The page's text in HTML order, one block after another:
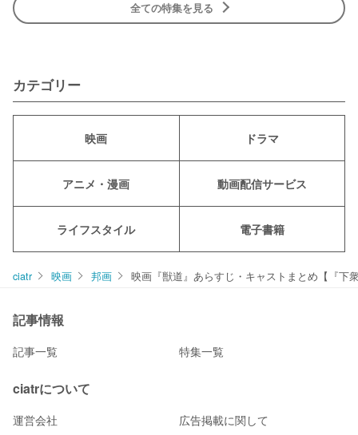
全ての特集を見る
カテゴリー
映画 ドラマ
アニメ・漫画 動画配信サービス
ライフスタイル 電子書籍
ciatr 映画 邦画 映画『獣道』あらすじ・キャストまとめ【『下
記事情報
記事一覧 特集一覧
ciatrについて
運営会社
広告掲載に関して